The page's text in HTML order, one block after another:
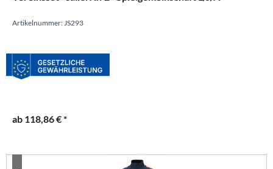
Artikelnummer: JS293
ab 118,86 € *